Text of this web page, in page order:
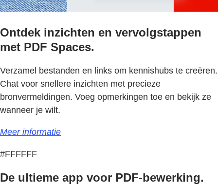
Ontdek inzichten en vervolgstappen
met PDF Spaces.
Verzamel bestanden en links om kennishubs te creëren.
Chat voor snellere inzichten met precieze
bronvermeldingen. Voeg opmerkingen toe en bekijk ze
wanneer je wilt.
Meer informatie
#FFFFFF
De ultieme app voor PDF-bewerking.